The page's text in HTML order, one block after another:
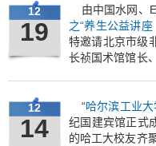
12
19
由中国水网、
之“养生公益讲座
特邀请北京市级
长祯国术馆馆长
12
14
“哈尔滨工业
纪国建宾馆正式
的哈工大校友齐